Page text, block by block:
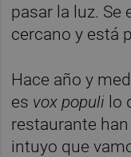
pasar la luz. Se
cercano y está
Hace año y
es vox populi lo
restaurante
intuyo que